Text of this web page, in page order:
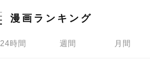
漫画ランキング
24時間 週間 月間